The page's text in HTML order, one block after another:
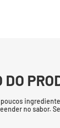
DO
poucos
no sabor.